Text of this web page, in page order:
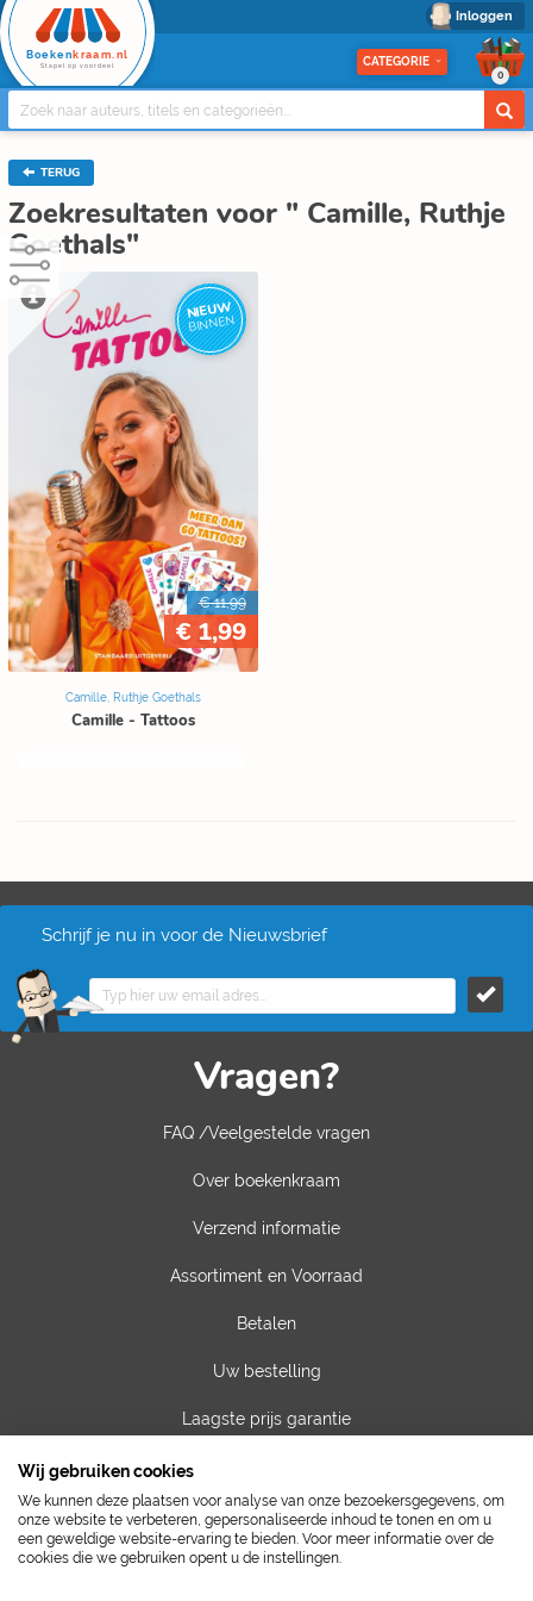
Inloggen
Boeken kraam.nl
Stapel op voordeel CATEGORIE
0
TERUG
Zoekresultaten voor " Camille, Ruthje
Goethals"
NIEUW
BINNEN
€ 11,99
€ 1,99
Camille, Ruthje Goethals
Camille - Tattoos
Schrijf je nu in voor de Nieuwsbrief
Vragen?
FAQ /Veelgestelde vragen
Over boekenkraam
Verzend informatie
Assortiment en Voorraad
Betalen
Uw bestelling
Laagste prijs garantie
Privacy van gegevens
Algemene voorwaarden
Contact
Wij gebruiken cookies
We kunnen deze plaatsen voor analyse van onze bezoekersgegevens, om
onze website te verbeteren, gepersonaliseerde inhoud te tonen en om u
een geweldige website-ervaring te bieden. Voor meer informatie over de
cookies die we gebruiken opent u de instellingen.